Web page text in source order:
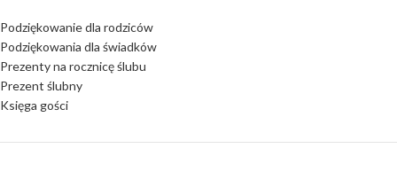
Podziękowanie dla rodziców
Podziękowania dla świadków
Prezenty na rocznicę ślubu
Prezent ślubny
Księga gości